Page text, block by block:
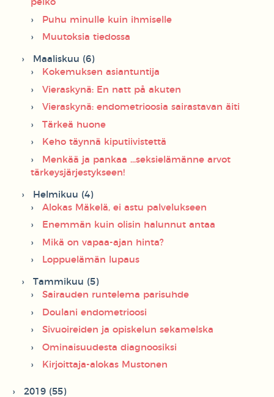
pelko
Puhu minulle kuin ihmiselle
Muutoksia tiedossa
Maaliskuu (6)
Kokemuksen asiantuntija
Vieraskynä: En natt på akuten
Vieraskynä: endometrioosia sairastavan äiti
Tärkeä huone
Keho täynnä kiputiivistettä
Menkää ja pankaa ...seksielämänne arvot
tärkeysjärjestykseen!
Helmikuu (4)
Alokas Mäkelä, ei astu palvelukseen
Enemmän kuin olisin halunnut antaa
Mikä on vapaa-ajan hinta?
Loppuelämän lupaus
Tammikuu (5)
Sairauden runtelema parisuhde
Doulani endometrioosi
Sivuoireiden ja opiskelun sekamelska
Ominaisuudesta diagnoosiksi
Kirjoittaja-alokas Mustonen
2019 (55)